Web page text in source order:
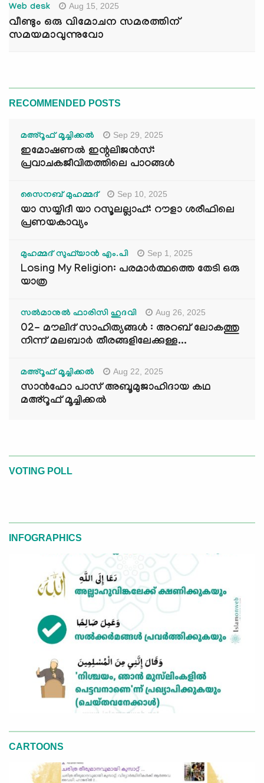
Web desk Aug 15, 2025
വീണ്ടും ഒരു വിമോചന സമരത്തിന്
സമയമാവുന്നുവോ
RECOMMENDED POSTS
മഅ്റൂഫ് മൂച്ചിക്കല്‍ Sep 29, 2025
ഇമോഷണൽ ഇന്റലിജൻസ്:
പ്രവാചകജീവിതത്തിലെ പാഠങ്ങൾ
സൈനബ് മുഹമ്മദ് Sep 10, 2025
യാ സയ്യിദീ യാ റസൂലല്ലാഹ്: റൗളാ ശരീഫിലെ
പ്രണയകാവ്യം
മുഹമ്മദ് സുഫ്‌യാൻ എം.പി Sep 1, 2025
Losing My Religion: പരമാർത്ഥത്തെ തേടി ഒരു
യാത്ര
സൽമാനുൽ ഫാരിസി ഹുദവി Aug 26, 2025
02- മൗലിദ് സാഹിത്യങ്ങൾ : അറബ് ലോകത്തു
നിന്ന് മലബാർ തീരങ്ങളിലേക്കുള്ള...
മഅ്റൂഫ് മൂച്ചിക്കല്‍ Aug 22, 2025
സാൻഫോ പാസ് അബൂമുജാഹിദായ കഥ
മഅ്റൂഫ് മൂച്ചിക്കല്‍
VOTING POLL
INFOGRAPHICS
CARTOONS